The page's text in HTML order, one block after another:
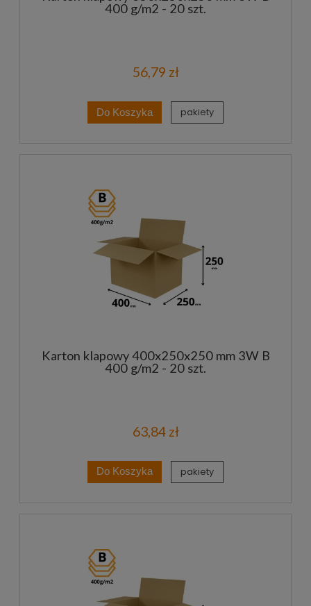
400 g/m2 - 20 szt.
56,79 zł
Do Koszyka pakiety
Karton klapowy 400x250x250 mm 3W B
400 g/m2 - 20 szt.
63,84 zł
Do Koszyka pakiety